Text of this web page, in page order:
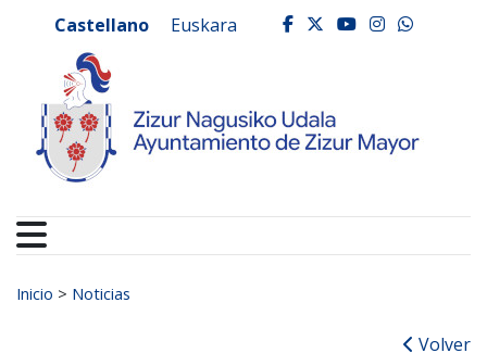
Ayuntamiento de
Castellano Euskara facebook
twitter
youtube
Buscar:
Inicio > Noticias
Volver